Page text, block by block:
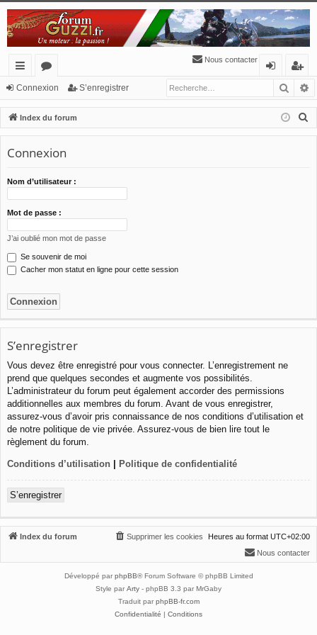
cc
ès
ra
pi
or
u
m
s
Nous contacter
n
ne
’e
nr
eg
Connexion S’enregistrer
Index du forum
Connexion
Nom d’utilisateur :
Mot de passe :
J’ai oublié mon mot de passe
Se souvenir de moi
Cacher mon statut en ligne pour cette session
S’enregistrer
Vous devez être enregistré pour vous connecter. L’enregistrement ne
prend que quelques secondes et augmente vos possibilités.
L’administrateur du forum peut également accorder des permissions
additionnelles aux membres du forum. Avant de vous enregistrer,
assurez-vous d’avoir pris connaissance de nos conditions d’utilisation et
de notre politique de vie privée. Assurez-vous de bien lire tout le
règlement du forum.
Conditions d’utilisation Politique de confidentialité
S’enregistrer
Index du forum Heures au format UTC+02:00
Supprimer les cookies
Nous contacter
Développé par phpBB® Forum Software © phpBB Limited
Style par Arty - phpBB 3.3 par MrGaby
Traduit par phpBB-fr.com
Confidentialité
Conditions